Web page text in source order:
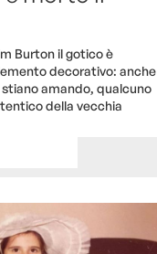
Burton il gotico è
decorativo: anche
amando, qualcuno
della vecchia